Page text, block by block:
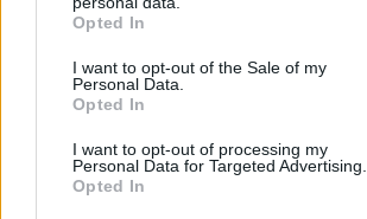
grant or deny consent to Google and its
use your data for below specified purposes
consent section.
Opted In
I want to opt-out of the Sale of my
Personal Data.
Opted In
I want to opt-out of processing my
Personal Data for Targeted Advertising.
Opted In
Best of Network